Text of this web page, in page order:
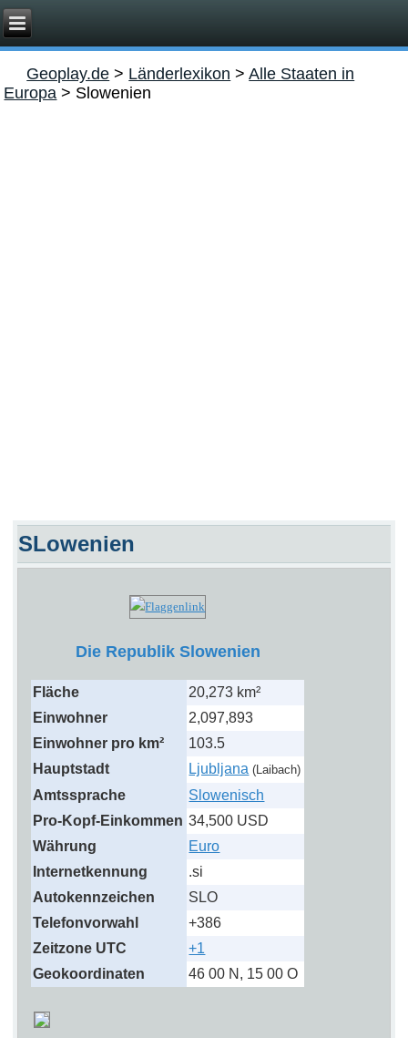
Geoplay.de > Länderlexikon >Alle Staaten in
Europa > Slowenien
SLowenien
Die Republik Slowenien
Fläche
20,273 km²
Einwohner
2,097,893
Einwohner pro km²
103.5
Hauptstadt
Ljubljana (Laibach)
Amtssprache
Slowenisch
Pro-Kopf-Einkommen 34,500 USD
Währung
Euro
Internetkennung
.si
Autokennzeichen
SLO
Telefonvorwahl
+386
Zeitzone UTC
+1
Geokoordinaten
46 00 N, 15 00 O